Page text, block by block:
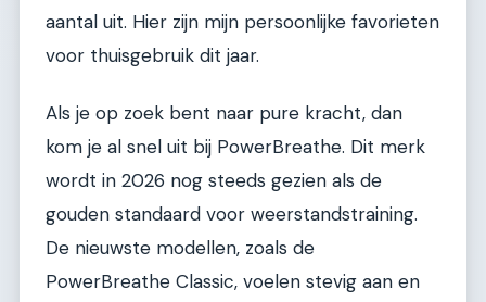
aantal uit. Hier zijn mijn persoonlijke favorieten
voor thuisgebruik dit jaar.
Als je op zoek bent naar pure kracht, dan
kom je al snel uit bij PowerBreathe. Dit merk
wordt in 2026 nog steeds gezien als de
gouden standaard voor weerstandstraining.
De nieuwste modellen, zoals de
PowerBreathe Classic, voelen stevig aan en